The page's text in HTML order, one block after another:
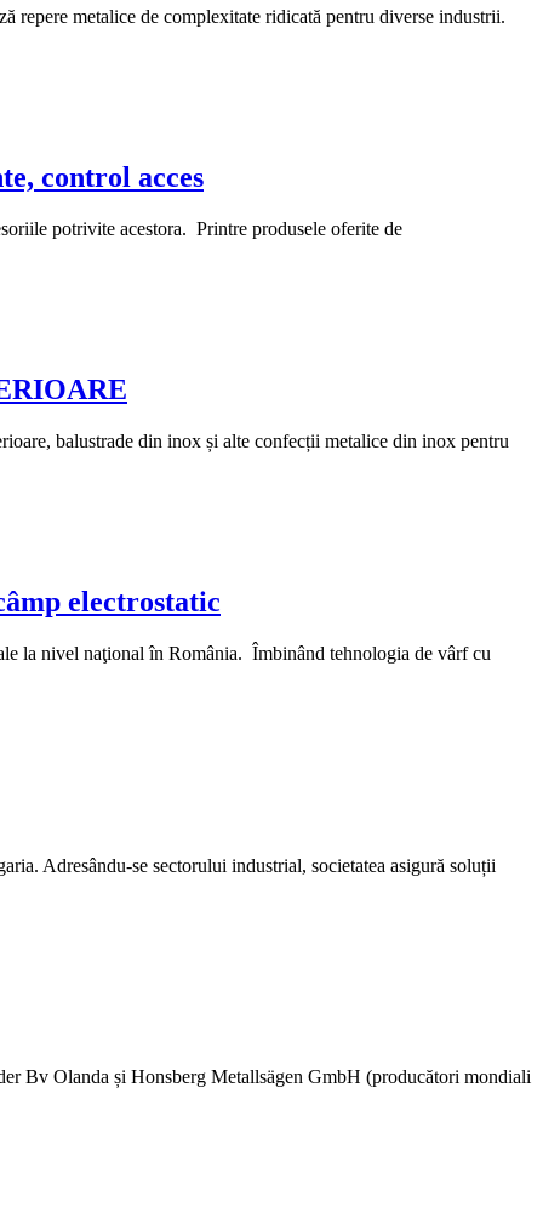
repere metalice de complexitate ridicată pentru diverse industrii.
control acces
potrivite acestora. Printre produsele oferite de
balustrade din inox și alte confecții metalice din inox pentru
electrostatic
la nivel naţional în România. Îmbinând tehnologia de vârf cu
Adresându-se sectorului industrial, societatea asigură soluții
Bv Olanda și Honsberg Metallsägen GmbH (producători mondiali